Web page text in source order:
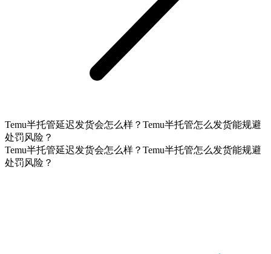
Temu半托管延迟发货会怎么样？Temu半托管怎么发货能规避
处罚风险？
Temu半托管延迟发货会怎么样？Temu半托管怎么发货能规避
处罚风险？